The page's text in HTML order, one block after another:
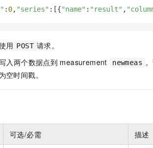
: 0, "series" :[{"name" : "result" ,
用 POST 请求。
入两个数据点到 measurement newmeas
空时间戳。
可选/必需 描述